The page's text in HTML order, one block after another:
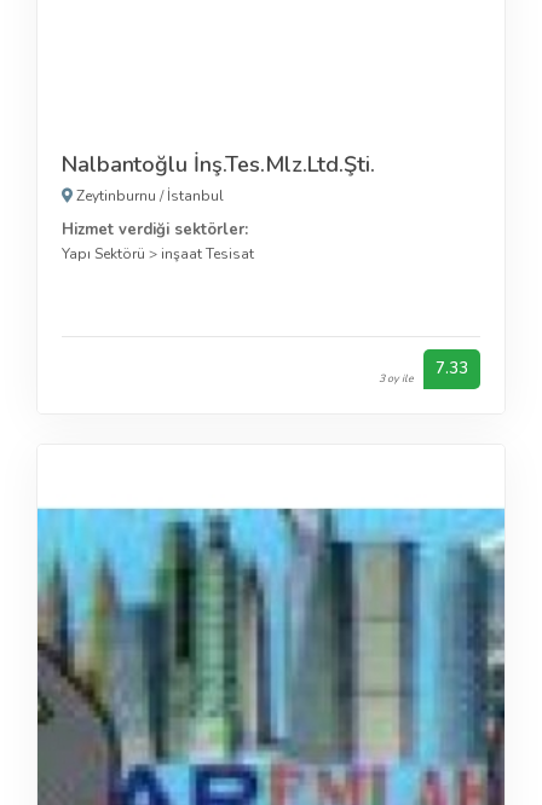
Nalbantoğlu İnş.Tes.Mlz.Ltd.Şti.
Zeytinburnu /İstanbul
Hizmet verdiği sektörler:
Yapı Sektörü > inşaat Tesisat
3 oy ile 7.33